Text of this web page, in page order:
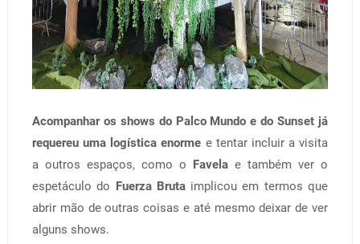
Acompanhar os shows do Palco Mundo e do Sunset já
requereu uma logística enorme e tentar incluir a visita
a outros espaços, como o Favelae também ver o
espetáculo do Fuerza Brutaimplicou em termos que
abrir mão de outras coisas e até mesmo deixar de ver
alguns shows.